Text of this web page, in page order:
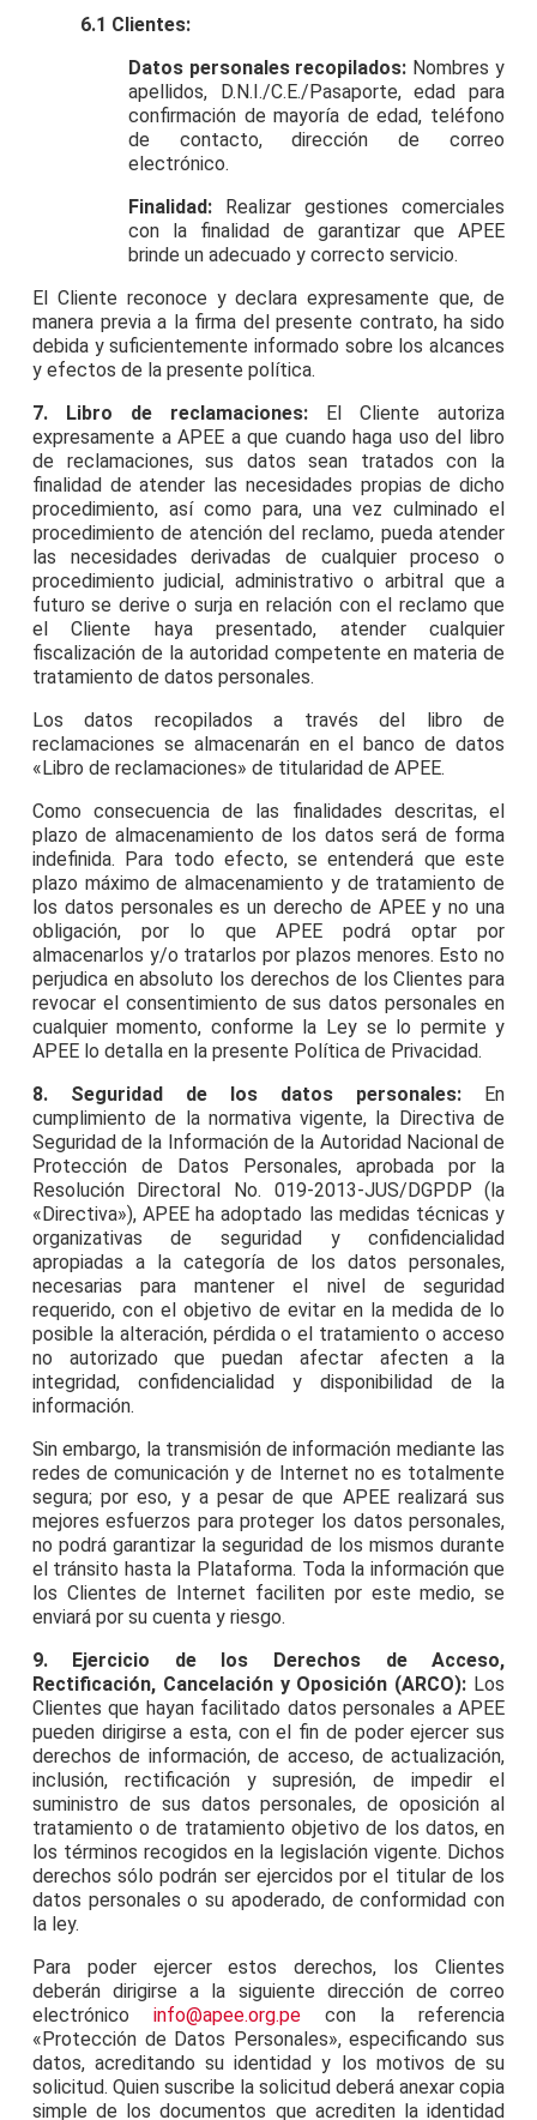
6.1 Clientes:
Datos personales recopilados: Nombres y
apellidos, D.N.I./C.E./Pasaporte, edad para
confirmación de mayoría de edad, teléfono
de contacto, dirección de correo
electrónico.
Finalidad: Realizar gestiones comerciales
con la finalidad de garantizar que APEE
brinde un adecuado y correcto servicio.
El Cliente reconoce y declara expresamente que, de
manera previa a la firma del presente contrato, ha sido
debida y suficientemente informado sobre los alcances
y efectos de la presente política.
7. Libro de reclamaciones: El Cliente autoriza
expresamente a APEE a que cuando haga uso del libro
de reclamaciones, sus datos sean tratados con la
finalidad de atender las necesidades propias de dicho
procedimiento, así como para, una vez culminado el
procedimiento de atención del reclamo, pueda atender
las necesidades derivadas de cualquier proceso o
procedimiento judicial, administrativo o arbitral que a
futuro se derive o surja en relación con el reclamo que
el Cliente haya presentado, atender cualquier
fiscalización de la autoridad competente en materia de
tratamiento de datos personales.
Los datos recopilados a través del libro de
reclamaciones se almacenarán en el banco de datos
«Libro de reclamaciones» de titularidad de APEE.
Como consecuencia de las finalidades descritas, el
plazo de almacenamiento de los datos será de forma
indefinida. Para todo efecto, se entenderá que este
plazo máximo de almacenamiento y de tratamiento de
los datos personales es un derecho de APEE y no una
obligación, por lo que APEE podrá optar por
almacenarlos y/o tratarlos por plazos menores. Esto no
perjudica en absoluto los derechos de los Clientes para
revocar el consentimiento de sus datos personales en
cualquier momento, conforme la Ley se lo permite y
APEE lo detalla en la presente Política de Privacidad.
8. Seguridad de los datos personales: En
cumplimiento de la normativa vigente, la Directiva de
Seguridad de la Información de la Autoridad Nacional de
Protección de Datos Personales, aprobada por la
Resolución Directoral No. 019-2013-JUS/DGPDP (la
«Directiva»), APEE ha adoptado las medidas técnicas y
organizativas de seguridad y confidencialidad
apropiadas a la categoría de los datos personales,
necesarias para mantener el nivel de seguridad
requerido, con el objetivo de evitar en la medida de lo
posible la alteración, pérdida o el tratamiento o acceso
no autorizado que puedan afectar afecten a la
integridad, confidencialidad y disponibilidad de la
información.
Sin embargo, la transmisión de información mediante las
redes de comunicación y de Internet no es totalmente
segura; por eso, y a pesar de que APEE realizará sus
mejores esfuerzos para proteger los datos personales,
no podrá garantizar la seguridad de los mismos durante
el tránsito hasta la Plataforma. Toda la información que
los Clientes de Internet faciliten por este medio, se
enviará por su cuenta y riesgo.
9. Ejercicio de los Derechos de Acceso,
Rectificación, Cancelación y Oposición (ARCO): Los
Clientes que hayan facilitado datos personales a APEE
pueden dirigirse a esta, con el fin de poder ejercer sus
derechos de información, de acceso, de actualización,
inclusión, rectificación y supresión, de impedir el
suministro de sus datos personales, de oposición al
tratamiento o de tratamiento objetivo de los datos, en
los términos recogidos en la legislación vigente. Dichos
derechos sólo podrán ser ejercidos por el titular de los
datos personales o su apoderado, de conformidad con
la ley.
Para poder ejercer estos derechos, los Clientes
deberán dirigirse a la siguiente dirección de correo
electrónico info@apee.org.pecon la referencia
«Protección de Datos Personales», especificando sus
datos, acreditando su identidad y los motivos de su
solicitud. Quien suscribe la solicitud deberá anexar copia
simple de los documentos que acrediten la identidad